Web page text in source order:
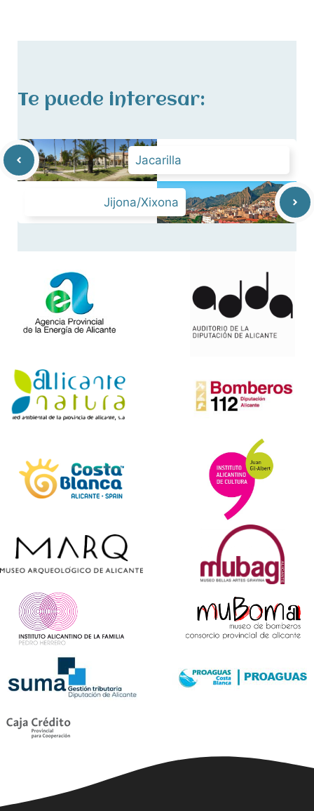
Te puede interesar:
Jacarilla
Jijona/Xixona